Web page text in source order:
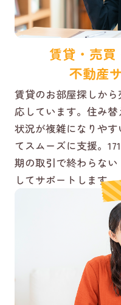
賃貸・売買
不動産
賃貸のお部屋探しか
応しています。住み替
状況が複雑になりや
てスムーズに支援。
期の取引で終わらな
してサポートします。